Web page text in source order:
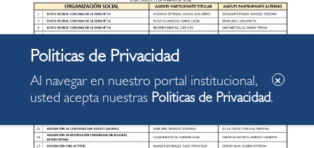
Al navegar en nuestro portal institucional,
usted acepta nuestras Politicas de Privacidad.